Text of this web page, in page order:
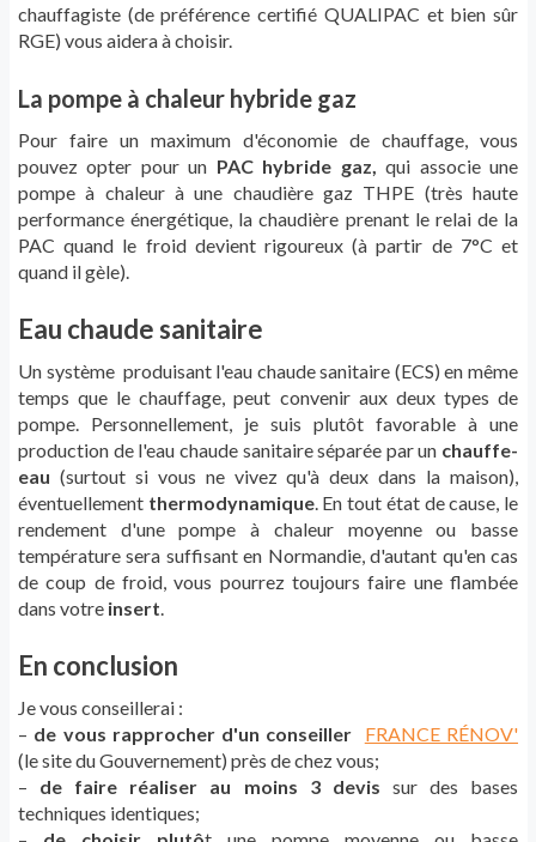
chauffagiste (de préférence certifié QUALIPAC et bien sûr
RGE) vous aidera à choisir.
La pompe à chaleur hybride gaz
Pour faire un maximum d'économie de chauffage, vous
pouvez opter pour un PAC hybride gaz,
qui associe une
pompe à chaleur à une chaudière gaz THPE (très haute
performance énergétique, la chaudière prenant le relai de la
PAC quand le froid devient rigoureux (à partir de 7°C et
quand il gèle).
Eau chaude sanitaire
Un système produisant l'eau chaude sanitaire (ECS) en même
temps que le chauffage, peut convenir aux deux types de
pompe. Personnellement, je suis plutôt favorable à une
production de l'eau chaude sanitaire séparée par un chauffe-
eau (surtout si vous ne vivez qu'à deux dans la maison),
éventuellement thermodynamique. En tout état de cause, le
rendement d'une pompe à chaleur moyenne ou basse
température sera suffisant en Normandie, d'autant qu'en cas
de coup de froid, vous pourrez toujours faire une flambée
dans votre insert
En conclusion
Je vous conseillerai :
– de vous rapprocher d'un conseiller
FRANCE RÉNOV'
(le site du Gouvernement) près de chez vous;
– de faire réaliser au moins 3 devis sur des bases
techniques identiques;